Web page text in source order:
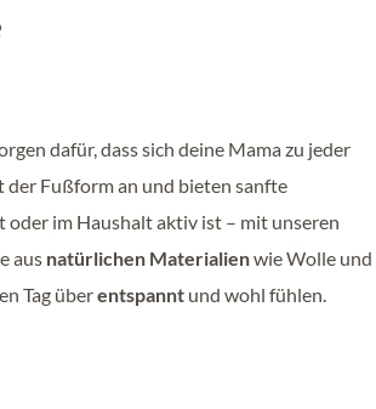
dafür, dass sich deine Mama zu jeder
der Fußform an und bieten sanfte
oder im Haushalt aktiv ist – mit unseren
aus natürlichen Materialienwie Wolle und
Tag überentspannt und wohl fühlen.